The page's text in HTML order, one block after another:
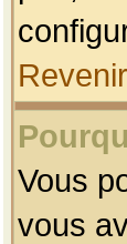
Vous
vous